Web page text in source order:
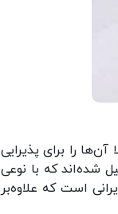
را برای پذیرایی
شده‌اند که با نوعی
است که علاوه‌بر